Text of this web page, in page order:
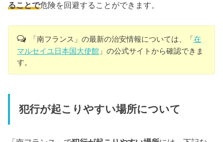
ることで危険を回避することができます。
「南フランス」の最新の治安情報については、「在
マルセイユ日本国大使館 」の公式サイトから確認できま
す。
犯行が起こりやすい場所について